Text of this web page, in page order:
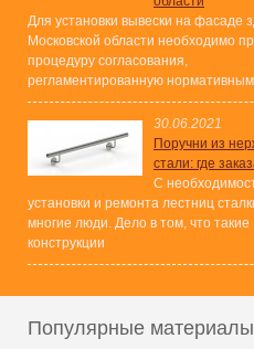
Для установки вывески на фасаде
Московской области необходимо
процедуру согласования,
регламентированную
30.06.2021
Поручни из
стали: где
С
установки и ремонта лестниц
многие люди. Дело в том, что такие
конструкции
Популярные материалы